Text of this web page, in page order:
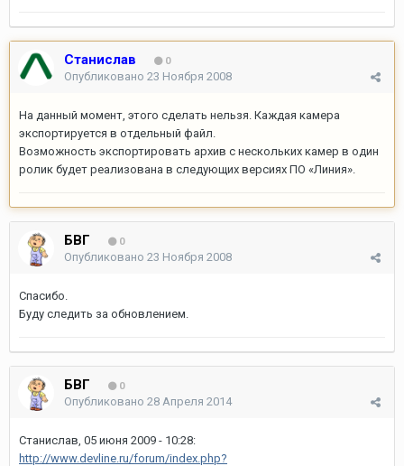
Станислав 0
Опубликовано 23 Ноября 2008
На данный момент, этого сделать нельзя. Каждая камера
экспортируется в отдельный файл.
Возможность экспортировать архив с нескольких камер в один
ролик будет реализована в следующих версиях ПО «Линия».
БВГ 0
Опубликовано 23 Ноября 2008
Спасибо.
Буду следить за обновлением.
БВГ 0
Опубликовано 28 Апреля 2014
Станислав, 05 июня 2009 - 10:28:
http://www.devline.ru/forum/index.php?